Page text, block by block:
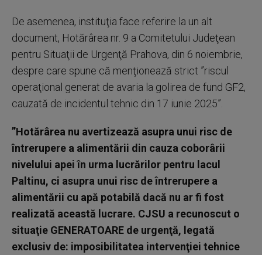
De asemenea, instituţia face referire la un alt
document, Hotărârea nr. 9 a Comitetului Judeţean
pentru Situaţii de Urgenţă Prahova, din 6 noiembrie,
despre care spune că menţionează strict ”riscul
operaţional generat de avaria la golirea de fund GF2,
cauzată de incidentul tehnic din 17 iunie 2025”.
”Hotărârea nu avertizează asupra unui risc de
întrerupere a alimentării din cauza coborârii
nivelului apei în urma lucrărilor pentru lacul
Paltinu, ci asupra unui risc de întrerupere a
alimentării cu apă potabilă dacă nu ar fi fost
realizată această lucrare. CJSU a recunoscut o
situaţie GENERATOARE de urgenţă, legată
exclusiv de: imposibilitatea intervenţiei tehnice